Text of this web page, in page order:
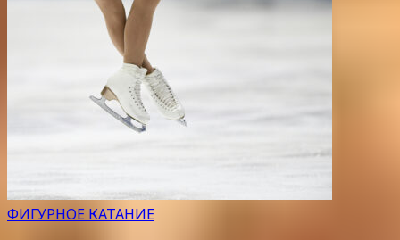
ФИГУРНОЕ КАТАНИЕ